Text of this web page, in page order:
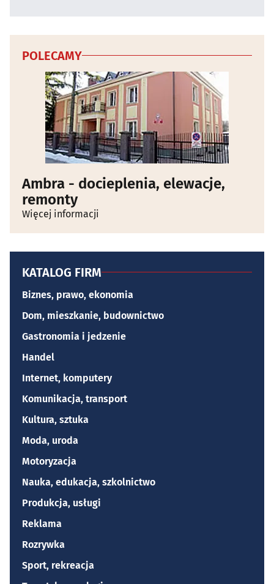
POLECAMY
Ambra - docieplenia, elewacje,
remonty
Więcej informacji
KATALOG FIRM
Biznes, prawo, ekonomia
Dom, mieszkanie, budownictwo
Gastronomia i jedzenie
Handel
Internet, komputery
Komunikacja, transport
Kultura, sztuka
Moda, uroda
Motoryzacja
Nauka, edukacja, szkolnictwo
Produkcja, usługi
Reklama
Rozrywka
Sport, rekreacja